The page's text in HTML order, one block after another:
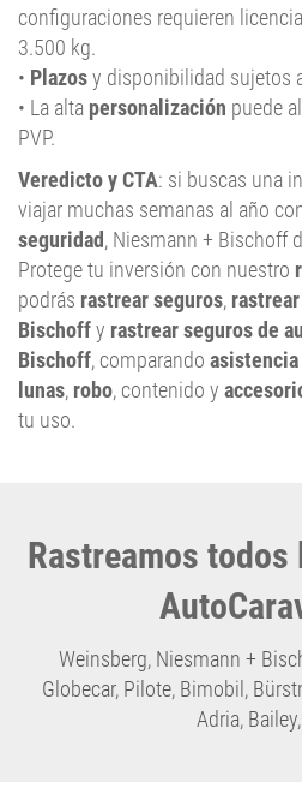
configuraciones requieren
3.500 kg.
• Plazosy disponibilidad sujetos
• La alta personalización puede
PVP.
Veredicto y CTA: si buscas una
viajar muchas semanas al año
seguridad, Niesmann + Bischoff
Protege tu inversión con nuestro
podrás rastrear seguros,
Bischoffy rastrear seguros de
Bischoff, comparando asistencia
lunas, robo, contenido y
tu uso.
Rastreamos todos
Weinsberg, Niesmann +
Globecar, Pilote, Bimobil ,
Adria, Bailey